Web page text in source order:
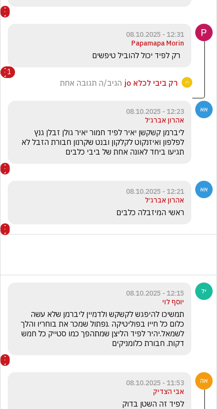
12:31 - 08.10.2025
Papamapa Morin
1
רק ביבי לכלא jo הגיב/ה תגובה אחת
12:23 - 08.10.2025
אהרון אברג׳ל
תגיעו ביחד לאונה אחת של ביבי כלבים
12:21 - 08.10.2025
אהרון אברג׳ל
ראשי המיזבלה כלבים
12:15 - 08.10.2025
יוסף לוי
דקות. חבורת כלומניקים
11:53 - 08.10.2025
אבי הצדיק
לפיד זה השטן בדוק